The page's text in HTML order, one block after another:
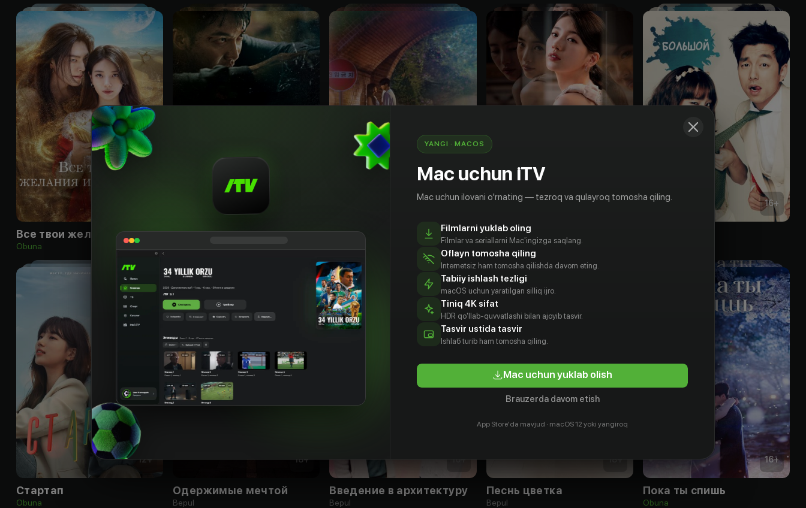
Все твои желания исполнятся
Obuna
Бродяга
18 +
Девушка с нижнего этажа
16+
Анна
Obuna
16+
12+
Стартап
Obuna
18+
Одержимые мечтой
Bepul
16+
Введение в архитектуру
Bepul
18+
Песнь цветка
Bepul
16+
Пока ты спишь
Obuna
YANGI · MACOS
Mac uchun iTV
Mac uchun ilovani o'rnating — tezroq va qulayroq tomosha qiling.
Filmlarni yuklab oling
Filmlar va seriallarni Mac'ingizga saqlang.
Oflayn tomosha qiling
Internetsiz ham tomosha qilishda davom eting.
Tabiiy ishlash tezligi
macOS uchun yaratilgan silliq ijro.
Tiniq 4K sifat
HDR qo'llab-quvvatlashi bilan ajoyib tasvir.
Tasvir ustida tasvir
Ishlаб turib ham tomosha qiling.
Mac uchun yuklab olish
Brauzerda davom etish
App Store'da mavjud · macOS 12 yoki yangiroq